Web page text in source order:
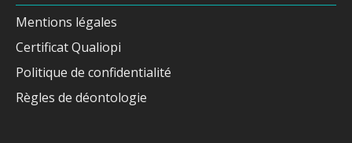
Mentions légales
Certificat Qualiopi
Politique de confidentialité
Règles de déontologie